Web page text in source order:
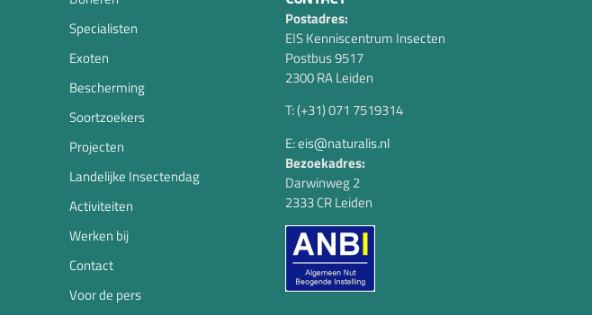
Specialisten
Exoten
Bescherming
Soortzoekers
Projecten
Landelijke Insectendag
Activiteiten
Werken bij
Contact
Voor de pers
Postadres:
EIS Kenniscentrum Insecten
Postbus 9517
2300 RA Leiden
T: (+31) 071 7519314
E: eis@naturalis.nl
Bezoekadres:
Darwinweg 2
2333 CR Leiden